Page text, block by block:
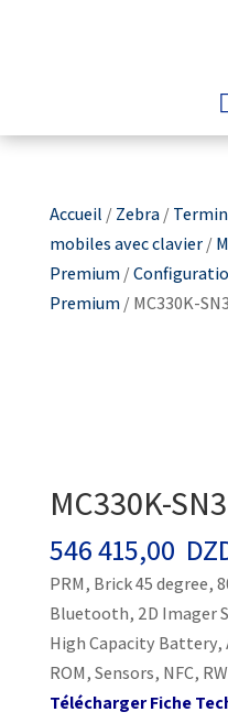
Accueil /Zebra/
mobiles avec clavier/
Premium/
Premium/ MC330K-
MC330K-
546 415,00
PRM, Brick 45 degree,
Bluetooth, 2D Imager
High Capacity Battery,
ROM, Sensors, NFC, RW
Télécharger Fiche